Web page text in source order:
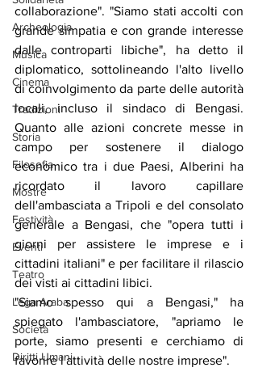
Archeologia
Musica
Cinema
Tradizioni
Storia
Filosofia
Mostre
Festività
Eventi
Teatro
Lega Araba
Società
Diritti Umani
collaborazione". "Siamo stati accolti con
grande simpatia e con grande interesse
dalle controparti libiche", ha detto il
diplomatico, sottolineando l'alto livello
di coinvolgimento da parte delle autorità
locali, incluso il sindaco di Bengasi.
Quanto alle azioni concrete messe in
campo per sostenere il dialogo
economico tra i due Paesi, Alberini ha
ricordato il lavoro capillare
dell'ambasciata a Tripoli e del consolato
generale a Bengasi, che "opera tutti i
giorni per assistere le imprese e i
cittadini italiani" e per facilitare il rilascio
dei visti ai cittadini libici.
"Siamo spesso qui a Bengasi," ha
spiegato l'ambasciatore, "apriamo le
porte, siamo presenti e cerchiamo di
favorire l'attività delle nostre imprese".